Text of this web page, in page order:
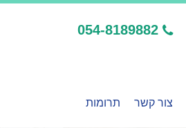
054-8189882
צור קשר תרומות